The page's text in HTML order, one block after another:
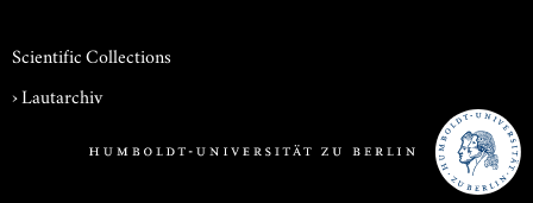
Scientific Collections
›Lautarchiv